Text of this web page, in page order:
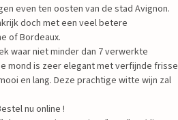
even ten oosten van de stad Avignon.
doch met een veel betere
of Bordeaux.
waar niet minder dan 7 verwerkte
mond is zeer elegant met verfijnde frisse
en lang. Deze prachtige witte wijn zal
nu online !